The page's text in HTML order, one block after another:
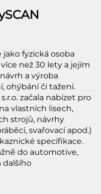
jako fyzická osoba
než 30 lety a jejím
a výroba
ohýbání či tažení.
začala nabízet pro
vlastních lisech,
strojů, návrhy
svařovací apod.)
specifikace.
do automotive,
dalšího